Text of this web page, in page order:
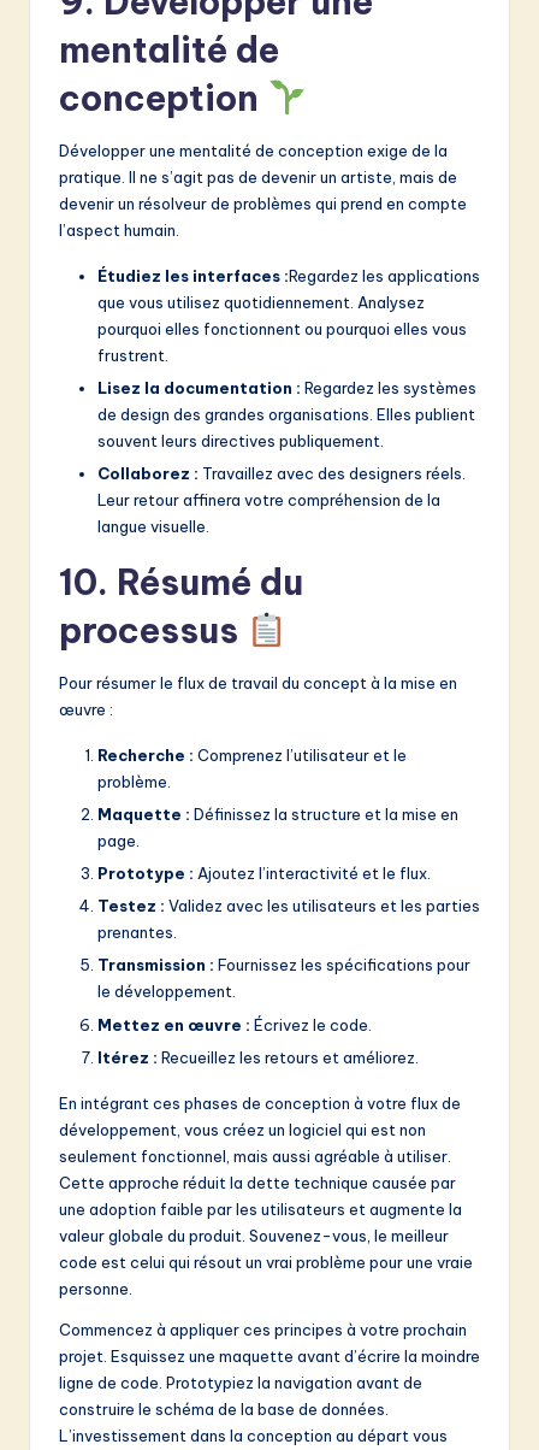
mentalité de
conception
Développer une mentalité de conception exige de la
pratique. Il ne s’agit pas de devenir un artiste, mais de
devenir un résolveur de problèmes qui prend en compte
l’aspect humain.
Étudiez les interfaces :Regardez les applications
que vous utilisez quotidiennement. Analysez
pourquoi elles fonctionnent ou pourquoi elles vous
frustrent.
Lisez la documentation : Regardez les systèmes
de design des grandes organisations. Elles publient
souvent leurs directives publiquement.
Collaborez : Travaillez avec des designers réels.
Leur retour affinera votre compréhension de la
langue visuelle.
10. Résumé du
processus
Pour résumer le flux de travail du concept à la mise en
œuvre :
Recherche : Comprenez l’utilisateur et le
problème.
Maquette : Définissez la structure et la mise en
page.
Prototype : Ajoutez l’interactivité et le flux.
Testez : Validez avec les utilisateurs et les parties
prenantes.
Transmission : Fournissez les spécifications pour
le développement.
Mettez en œuvre : Écrivez le code.
Itérez : Recueillez les retours et améliorez.
En intégrant ces phases de conception à votre flux de
développement, vous créez un logiciel qui est non
seulement fonctionnel, mais aussi agréable à utiliser.
Cette approche réduit la dette technique causée par
une adoption faible par les utilisateurs et augmente la
valeur globale du produit. Souvenez-vous, le meilleur
code est celui qui résout un vrai problème pour une vraie
personne.
Commencez à appliquer ces principes à votre prochain
projet. Esquissez une maquette avant d’écrire la moindre
ligne de code. Prototypiez la navigation avant de
construire le schéma de la base de données.
L’investissement dans la conception au départ vous